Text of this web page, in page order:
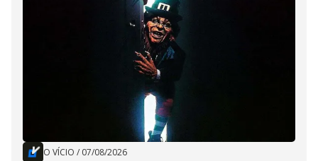
O VÍCIO / 07/08/2026